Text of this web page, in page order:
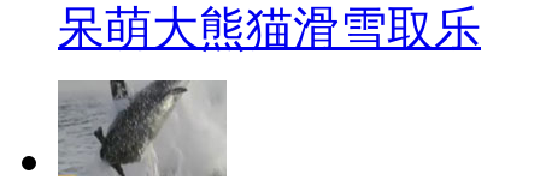
呆萌大熊猫滑雪取乐